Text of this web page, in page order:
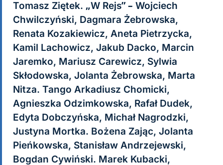
Tomasz Ziętek. „W Rejs” – Wojciech
Chwilczyński, Dagmara Żebrowska,
Renata Kozakiewicz, Aneta Pietrzycka,
Kamil Lachowicz, Jakub Dacko, Marcin
Jaremko, Mariusz Carewicz, Sylwia
Skłodowska, Jolanta Żebrowska, Marta
Nitza. Tango Arkadiusz Chomicki,
Agnieszka Odzimkowska, Rafał Dudek,
Edyta Dobczyńska, Michał Nagrodzki,
Justyna Mortka. Bożena Zając, Jolanta
Pieńkowska, Stanisław Andrzejewski,
Bogdan Cywiński. Marek Kubacki,